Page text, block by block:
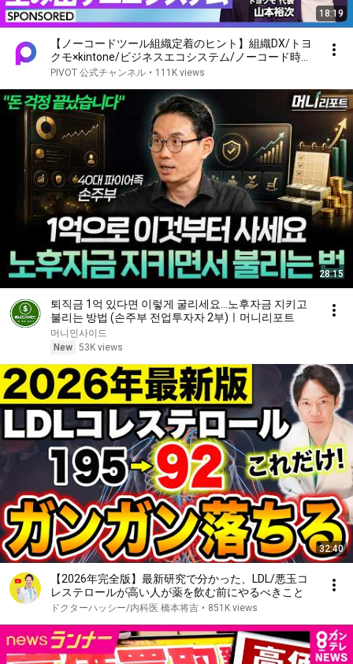
18:19
【ノーコードツール組織定着のヒント】組織DX/トヨ
クモ×kintone/ビジネスエコシステム/ノーコード時代
の現場改革
PIVOT 公式チャンネル • 111K views
28:15
퇴직금 1억 있다면 이렇게 굴리세요…노후자금 지키고
불리는 방법 (손주부 전업투자자 2부)ㅣ머니리포트
머니인사이드
New 53K views
32:40
【2026年完全版】最新研究で分かった、LDL/悪玉コ
レステロールが高い人が薬を飲む前にやるべきこと
ドクターハッシー/内科医 橋本将吉 • 851K views